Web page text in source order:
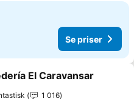
Se priser
til i favoritter
El Caravansar
1 016